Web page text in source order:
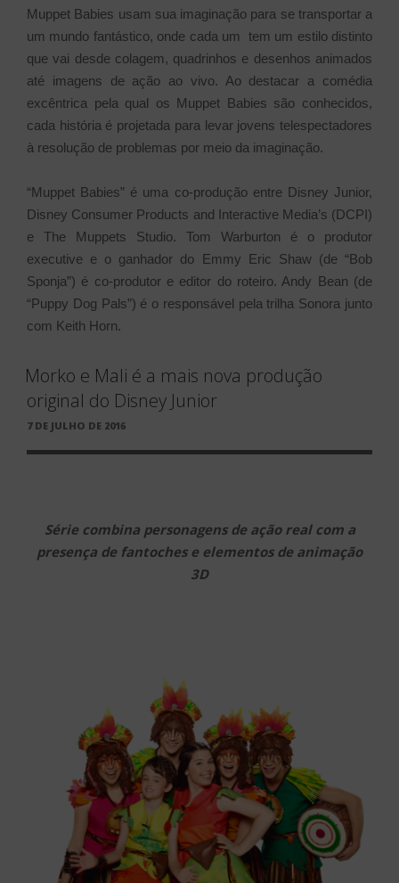
Muppet Babies usam sua imaginação para se transportar a
um mundo fantástico, onde cada um tem um estilo distinto
que vai desde colagem, quadrinhos e desenhos animados
até imagens de ação ao vivo. Ao destacar a comédia
excêntrica pela qual os Muppet Babies são conhecidos,
cada história é projetada para levar jovens telespectadores
à resolução de problemas por meio da imaginação.
“Muppet Babies” é uma co-produção entre Disney Junior,
Disney Consumer Products and Interactive Media’s (DCPI)
e The Muppets Studio. Tom Warburton é o produtor
executive e o ganhador do Emmy Eric Shaw (de “Bob
Sponja”) é co-produtor e editor do roteiro. Andy Bean (de
“Puppy Dog Pals”) é o responsável pela trilha Sonora junto
com Keith Horn.
Morko e Mali é a mais nova produção
original do Disney Junior
PUBLICADO
7 DE JULHO DE 2016
Série combina personagens de ação real com a
presença de fantoches e elementos de animação
3D